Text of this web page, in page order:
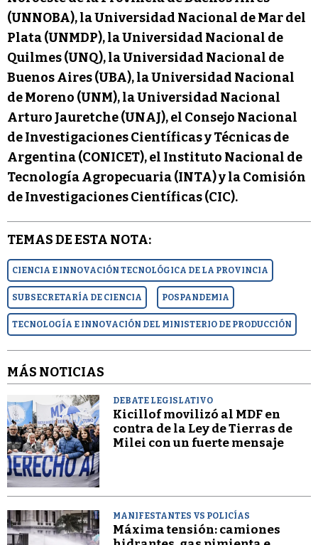
(UNNOBA), la Universidad Nacional de Mar del
Plata (UNMDP), la Universidad Nacional de
Quilmes (UNQ), la Universidad Nacional de
Buenos Aires (UBA), la Universidad Nacional
de Moreno (UNM), la Universidad Nacional
Arturo Jauretche (UNAJ), el Consejo Nacional
de Investigaciones Científicas y Técnicas de
Argentina (CONICET), el Instituto Nacional de
Tecnología Agropecuaria (INTA) y la Comisión
de Investigaciones Científicas (CIC).
TEMAS DE ESTA NOTA:
CIENCIA E INNOVACIÓN TECNOLÓGICA DE LA PROVINCIA
SUBSECRETARÍA DE CIENCIA POSPANDEMIA
TECNOLOGÍA E INNOVACIÓN DEL MINISTERIO DE PRODUCCIÓN
MÁS NOTICIAS
DEBATE LEGISLATIVO
Kicillof movilizó al MDF en
contra de la Ley de Tierras de
Milei con un fuerte mensaje
MANIFESTANTES VS POLICÍAS
Máxima tensión: camiones